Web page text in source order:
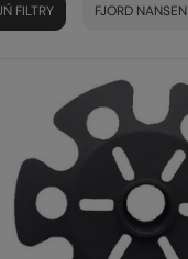
FILTRY FJORD NANSEN